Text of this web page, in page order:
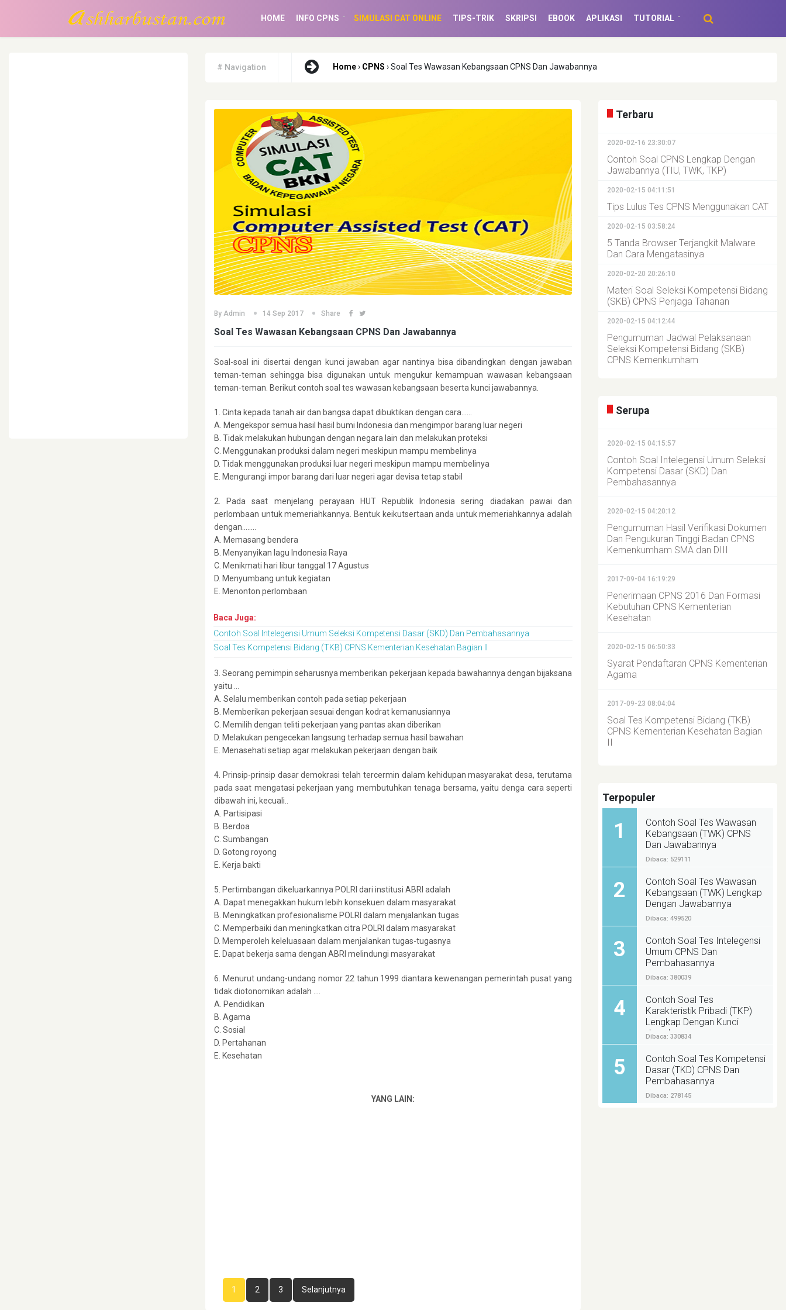
HOME(CURRENT)
INFO CPNS SIMULASI CAT ONLINE TIPS-TRIK SKRIPSI EBOOK APLIKASI TUTORIAL
# Navigation Home› CPNS › Soal Tes Wawasan Kebangsaan CPNS Dan Jawabannya
By Admin 14 Sep 2017 Share
Soal Tes Wawasan Kebangsaan CPNS Dan Jawabannya
Soal-soal ini disertai dengan kunci jawaban agar nantinya bisa dibandingkan dengan jawaban
teman-teman sehingga bisa digunakan untuk mengukur kemampuan wawasan kebangsaan
teman-teman. Berikut contoh soal tes wawasan kebangsaan beserta kunci jawabannya.
1. Cinta kepada tanah air dan bangsa dapat dibuktikan dengan cara……
A. Mengekspor semua hasil hasil bumi Indonesia dan mengimpor barang luar negeri
B. Tidak melakukan hubungan dengan negara lain dan melakukan proteksi
C. Menggunakan produksi dalam negeri meskipun mampu membelinya
D. Tidak menggunakan produksi luar negeri meskipun mampu membelinya
E. Mengurangi impor barang dari luar negeri agar devisa tetap stabil
2. Pada saat menjelang perayaan HUT Republik Indonesia sering diadakan pawai dan
perlombaan untuk memeriahkannya. Bentuk keikutsertaan anda untuk memeriahkannya adalah
dengan……..
A. Memasang bendera
B. Menyanyikan lagu Indonesia Raya
C. Menikmati hari libur tanggal 17 Agustus
D. Menyumbang untuk kegiatan
E. Menonton perlombaan
Baca Juga:
Contoh Soal Intelegensi Umum Seleksi Kompetensi Dasar (SKD) Dan Pembahasannya
Soal Tes Kompetensi Bidang (TKB) CPNS Kementerian Kesehatan Bagian II
3. Seorang pemimpin seharusnya memberikan pekerjaan kepada bawahannya dengan bijaksana
yaitu …
A. Selalu memberikan contoh pada setiap pekerjaan
B. Memberikan pekerjaan sesuai dengan kodrat kemanusiannya
C. Memilih dengan teliti pekerjaan yang pantas akan diberikan
D. Melakukan pengecekan langsung terhadap semua hasil bawahan
E. Menasehati setiap agar melakukan pekerjaan dengan baik
4. Prinsip-prinsip dasar demokrasi telah tercermin dalam kehidupan masyarakat desa, terutama
pada saat mengatasi pekerjaan yang membutuhkan tenaga bersama, yaitu denga cara seperti
dibawah ini, kecuali..
A. Partisipasi
B. Berdoa
C. Sumbangan
D. Gotong royong
E. Kerja bakti
5. Pertimbangan dikeluarkannya POLRI dari institusi ABRI adalah
A. Dapat menegakkan hukum lebih konsekuen dalam masyarakat
B. Meningkatkan profesionalisme POLRI dalam menjalankan tugas
C. Memperbaiki dan meningkatkan citra POLRI dalam masyarakat
D. Memperoleh keleluasaan dalam menjalankan tugas-tugasnya
E. Dapat bekerja sama dengan ABRI melindungi masyarakat
6. Menurut undang-undang nomor 22 tahun 1999 diantara kewenangan pemerintah pusat yang
tidak diotonomikan adalah ....
A. Pendidikan
B. Agama
C. Sosial
D. Pertahanan
E. Kesehatan
YANG LAIN:
1 2 3 Selanjutnya
Terbaru
2020-02-16 23:30:07
Contoh Soal CPNS Lengkap Dengan
Jawabannya (TIU, TWK, TKP)
2020-02-15 04:11:51
Tips Lulus Tes CPNS Menggunakan CAT
2020-02-15 03:58:24
5 Tanda Browser Terjangkit Malware
Dan Cara Mengatasinya
2020-02-20 20:26:10
Materi Soal Seleksi Kompetensi Bidang
(SKB) CPNS Penjaga Tahanan
2020-02-15 04:12:44
Pengumuman Jadwal Pelaksanaan
Seleksi Kompetensi Bidang (SKB)
CPNS Kemenkumham
Serupa
2020-02-15 04:15:57
Contoh Soal Intelegensi Umum Seleksi
Kompetensi Dasar (SKD) Dan
Pembahasannya
2020-02-15 04:20:12
Pengumuman Hasil Verifikasi Dokumen
Dan Pengukuran Tinggi Badan CPNS
Kemenkumham SMA dan DIII
2017-09-04 16:19:29
Penerimaan CPNS 2016 Dan Formasi
Kebutuhan CPNS Kementerian
Kesehatan
2020-02-15 06:50:33
Syarat Pendaftaran CPNS Kementerian
Agama
2017-09-23 08:04:04
Soal Tes Kompetensi Bidang (TKB)
CPNS Kementerian Kesehatan Bagian
II
Terpopuler
1
Contoh Soal Tes Wawasan
Kebangsaan (TWK) CPNS
Dan Jawabannya
Dibaca: 529111
2
Contoh Soal Tes Wawasan
Kebangsaan (TWK) Lengkap
Dengan Jawabannya
Dibaca: 499520
3
Contoh Soal Tes Intelegensi
Umum CPNS Dan
Pembahasannya
Dibaca: 380039
4
Contoh Soal Tes
Karakteristik Pribadi (TKP)
Lengkap Dengan Kunci
Jawabannya
Dibaca: 330834
5
Contoh Soal Tes Kompetensi
Dasar (TKD) CPNS Dan
Pembahasannya
Dibaca: 278145